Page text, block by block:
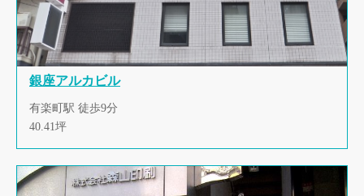
銀座アルカビル
有楽町駅 徒歩9分
40.41坪